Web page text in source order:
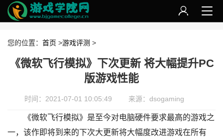
您的位置： 首页 >游戏评测 >
《微软飞行模拟》下次更新 将大幅提升PC
版游戏性能
时间：2021-07-01 10:05:49 来源：dsogaming
《微软飞行模拟》是至今对电脑硬件要求最高的游戏之
一，该作即将到来的下次大更新将大幅度改进游戏在所有